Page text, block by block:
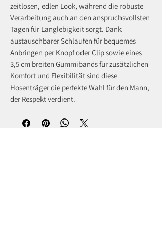
zeitlosen, edlen Look, während die robuste
Verarbeitung auch an den anspruchsvollsten
Tagen für Langlebigkeit sorgt. Dank
austauschbarer Schlaufen für bequemes
Anbringen per Knopf oder Clip sowie eines
3,5 cm breiten Gummibands für zusätzlichen
Komfort und Flexibilität sind diese
Hosenträger die perfekte Wahl für den Mann,
der Respekt verdient.